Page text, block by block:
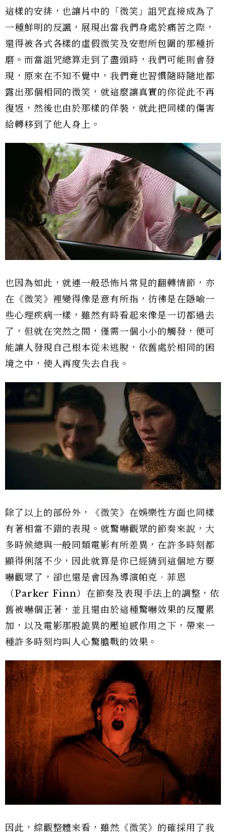
這樣的安排，也讓片中的「微笑」詛咒直接成為了
一種鮮明的反諷，展現出當我們身處於痛苦之際，
還得被各式各樣的虛假微笑及安慰所包圍的那種折
磨。而當詛咒總算走到了盡頭時，我們可能則會發
現，原來在不知不覺中，我們竟也習慣隨時隨地都
露出那個相同的微笑，就這麼讓真實的你從此不再
復返，然後也由於那樣的佯裝，就此把同樣的傷害
給轉移到了他人身上。
也因為如此，就連一般恐怖片常見的翻轉情節，亦
在《微笑》裡變得像是意有所指，彷彿是在隱喻一
些心理疾病一樣，雖然有時看起來像是一切都過去
了，但就在突然之間，僅需一個小小的觸發，便可
能讓人發現自己根本從未逃脫，依舊處於相同的困
境之中，使人再度失去自我。
除了以上的部份外，《微笑》在娛樂性方面也同樣
有著相當不錯的表現。就驚嚇觀眾的節奏來說，大
多時候總與一般同類電影有所差異，在許多時刻都
顯得俐落不少，因此就算是你已經猜到這個地方要
嚇觀眾了，卻也還是會因為導演帕克．菲恩
（Parker Finn）在節奏及表現手法上的調整，依
舊被嚇個正著，並且還由於這種驚嚇效果的反覆累
加，以及電影那股詭異的壓迫感作用之下，帶來一
種許多時刻均叫人心驚膽戰的效果。
因此，綜觀整體來看，雖然《微笑》的確採用了我